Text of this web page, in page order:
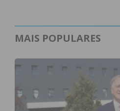
MAIS POPULARES